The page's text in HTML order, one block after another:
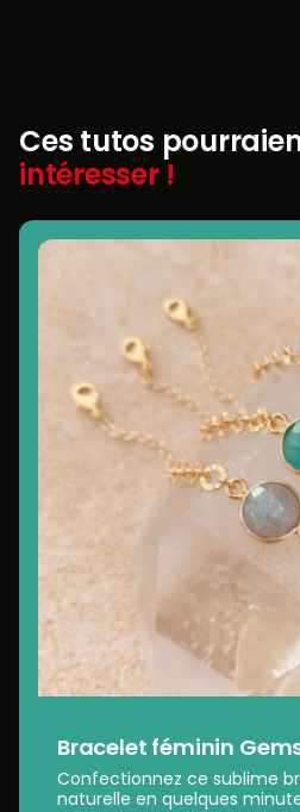
Ces tutos
intéresser !
Bracelet féminin
Confectionnez ce sublime
naturelle en quelques